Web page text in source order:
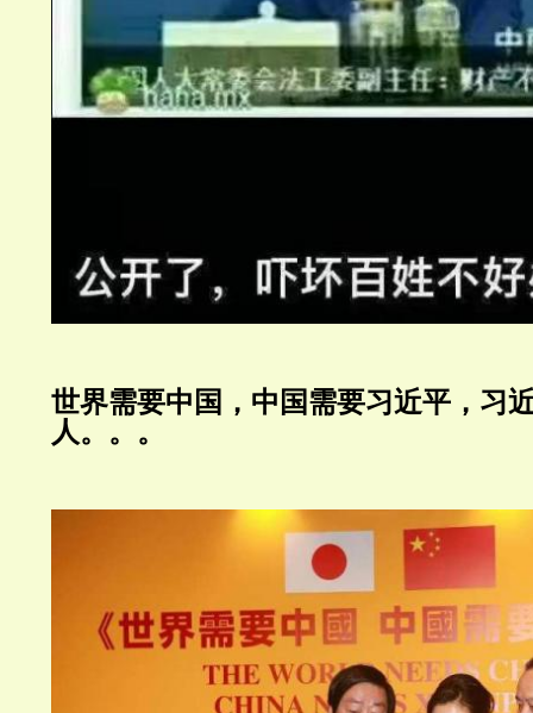
世界需要中国，中国需要习近平，习
人。。。